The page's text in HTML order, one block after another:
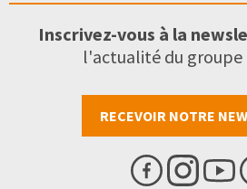
Inscrivez-vous à la
l'actualité du groupe
RECEVOIR NOTRE